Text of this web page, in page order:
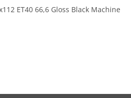
ET40 66,6 Gloss Black Machine